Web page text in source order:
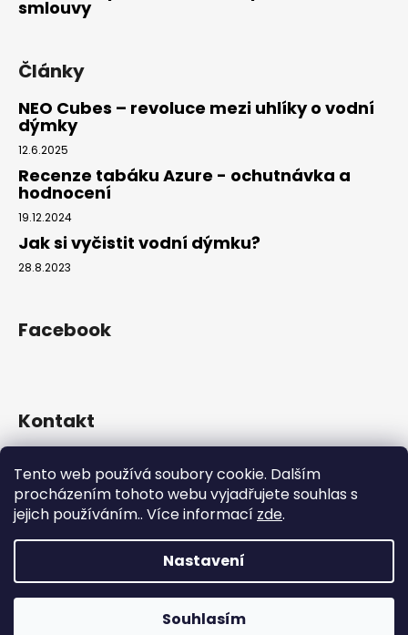
Tento web používá soubory cookie. Dalším
procházením tohoto webu vyjadřujete souhlas s
jejich používáním.. Více informací zde.
Nastavení
Souhlasím
smlouvy
Články
NEO Cubes – revoluce mezi uhlíky o vodní
dýmky
12.6.2025
Recenze tabáku Azure - ochutnávka a
hodnocení
19.12.2024
Jak si vyčistit vodní dýmku?
28.8.2023
Facebook
Kontakt
+420 739 522 572
hookah_gang.cz/
Copyright 2026Hookah Gang. Všechna práva vyhrazena.